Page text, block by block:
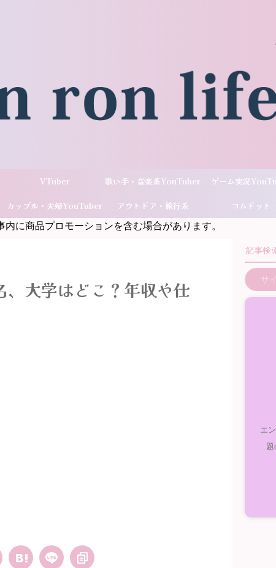
VTuber 歌い手・音楽系YouTuber ゲーム実況
カップル・夫婦YouTuber アウトドア・旅行系
YouTuber
コムドット
内に商品プロモーションを含む場合があります。
、大学はどこ？年収や仕
記事検
エ